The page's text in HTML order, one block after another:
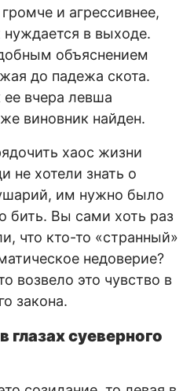
и агрессивнее,
нуждается в выходе.
объяснением
до падежа скота.
ее вчера левша
виновник найден.
хаос жизни
не хотели знать о
им нужно было
бить. Вы сами хоть раз
что кто-то «странный»
недоверие?
возвело это чувство в
закона.
глазах суеверного